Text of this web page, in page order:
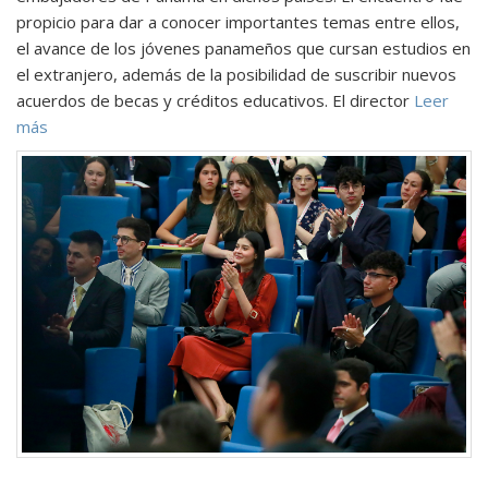
propicio para dar a conocer importantes temas entre ellos,
el avance de los jóvenes panameños que cursan estudios en
el extranjero, además de la posibilidad de suscribir nuevos
acuerdos de becas y créditos educativos. El director Leer
más